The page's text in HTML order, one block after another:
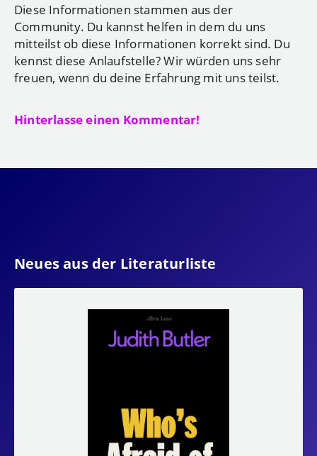
Diese Informationen stammen aus der
Community. Du kannst helfen in dem du uns
mitteilst ob diese Informationen korrekt sind. Du
kennst diese Anlaufstelle? Wir würden uns sehr
freuen, wenn du deine Erfahrung mit uns teilst.
Hinterlasse einen Kommentar!
Neues aus der Literaturliste